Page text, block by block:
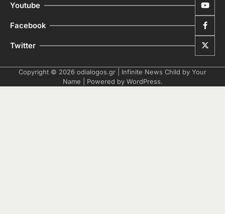
Youtube
Facebook
Twitter
Copyright © 2026 odialogos.gr | Infinite News Child by Your
Name | Powered by WordPress.